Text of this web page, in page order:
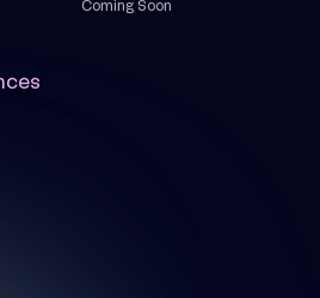
Coming Soon